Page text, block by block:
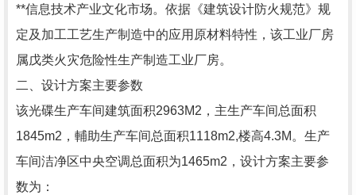
**信息技术产业文化市场。依据《建筑设计防火规范》规
定及加工工艺生产制造中的应用原材料特性，该工业厂房
属戊类火灾危险性生产制造工业厂房。
二、设计方案主要参数
该光碟生产车间建筑面积2963M2，主生产车间总面积
1845m2，輔助生产车间总面积1118m2,楼高4.3M。生产
车间洁净区中央空调总面积为1465m2，设计方案主要参
数为：